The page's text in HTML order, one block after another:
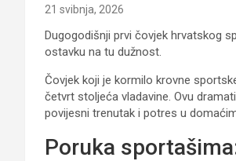
21 svibnja, 2026
Dugogodišnji prvi čovjek hrvatskog
ostavku na tu dužnost.
Čovjek koji je kormilo krovne
četvrt stoljeća vladavine. Ovu
povijesni trenutak i potres u
Poruka